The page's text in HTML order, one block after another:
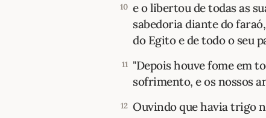
10 e o libertou de todas as
sabedoria diante do
do Egito e de todo o seu
11 "Depois houve fome em
sofrimento, e os nossos
12 Ouvindo que havia trigo